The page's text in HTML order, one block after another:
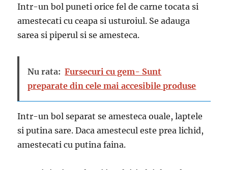
Intr-un bol puneti orice fel de carne tocata si
amestecati cu ceapa si usturoiul. Se adauga
sarea si piperul si se amesteca.
Nu rata: Fursecuri cu gem- Sunt
preparate din cele mai accesibile produse
Intr-un bol separat se amesteca ouale, laptele
si putina sare. Daca amestecul este prea lichid,
amestecati cu putina faina.